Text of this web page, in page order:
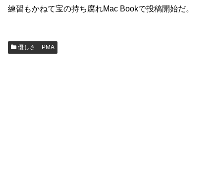
練習もかねて宝の持ち腐れMac Bookで投稿開始だ。
優しさ PMA